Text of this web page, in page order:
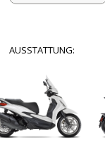
AUSSTATTUNG: